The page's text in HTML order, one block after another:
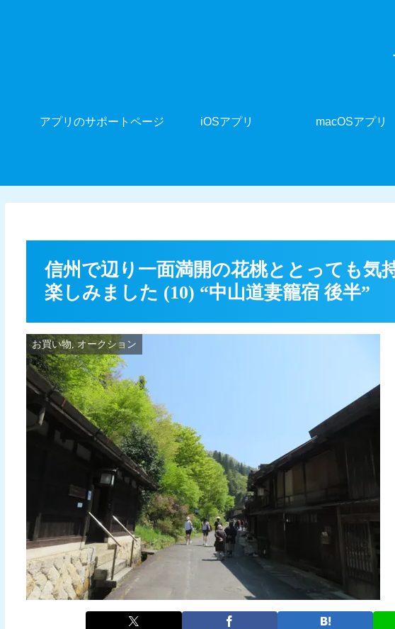
アプリのサポートページ iOSアプリ macOSアプリ
信州で辺り一面満開の花桃ととっても気
楽しみました (10) “中山道妻籠宿 後半”
お買い物, オークション